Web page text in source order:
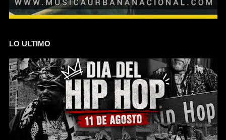
LO ULTIMO